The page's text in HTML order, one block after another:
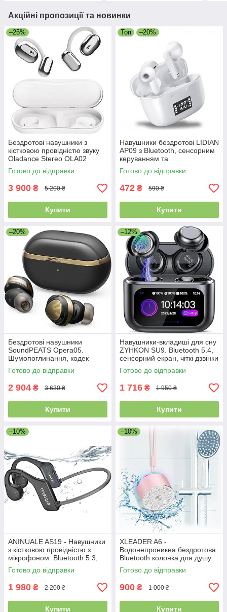
Акційні пропозиції та новинки
–25%
Бездротові навушники з
кістковою провідністю звуку
Oladance Stereo OLA02
Готово до відправки
3 900 ₴ 5 200 ₴
Купити
Топ –20%
Навушники бездротові LIDIAN
AP09 з Bluetooth, сенсорним
керуванням та
шумопоглинанням
Готово до відправки
472 ₴ 590 ₴
Купити
–20%
Бездротові навушники
SoundPEATS Opera05.
Шумопоглинання, кодек
LDAC, швидка зарядка.
Уцінка
Готово до відправки
2 904 ₴ 3 630 ₴
Купити
–12%
Навушники-вкладиші для сну
ZYHKON SU9. Bluetooth 5.4,
сенсорний екран, чіткі дзвінки
Готово до відправки
1 716 ₴ 1 950 ₴
Купити
–10%
ANINUALE AS19 - Навушники
з кістковою провідністю з
мікрофоном. Bluetooth 5.3,
IPX8
Готово до відправки
1 980 ₴ 2 200 ₴
Купити
–10%
XLEADER A6 -
Водонепроникна бездротова
Bluetooth колонка для душу
IPX6 з RGB підсвічуванням та
присоскою
Готово до відправки
900 ₴ 1 000 ₴
Купити